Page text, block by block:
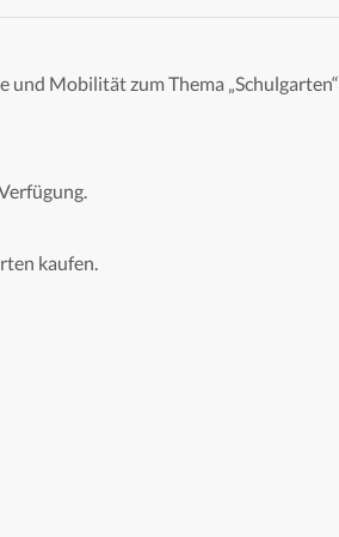
Mobilität zum Thema „Schulgarten“
kaufen.